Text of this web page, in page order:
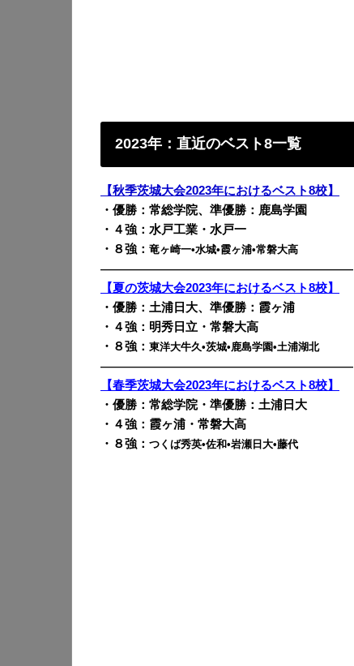
2023年：直近のベスト8一覧
【秋季茨城大会2023年におけるベスト8校】
・優勝：常総学院、準優勝：鹿島学園
・４強：水戸工業・水戸一
・８強： 竜ヶ崎一•水城•霞ヶ浦•常磐大高
————————————————————————
【夏の茨城大会2023年におけるベスト8校】
・優勝：土浦日大、準優勝：霞ヶ浦
・４強：明秀日立・常磐大高
・８強： 東洋大牛久•茨城•鹿島学園•土浦湖北
————————————————————————
【春季茨城大会2023年におけるベスト8校】
・優勝：常総学院・準優勝：土浦日大
・４強：霞ヶ浦・常磐大高
・８強： つくば秀英•佐和•岩瀬日大•藤代